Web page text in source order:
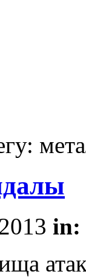
in: